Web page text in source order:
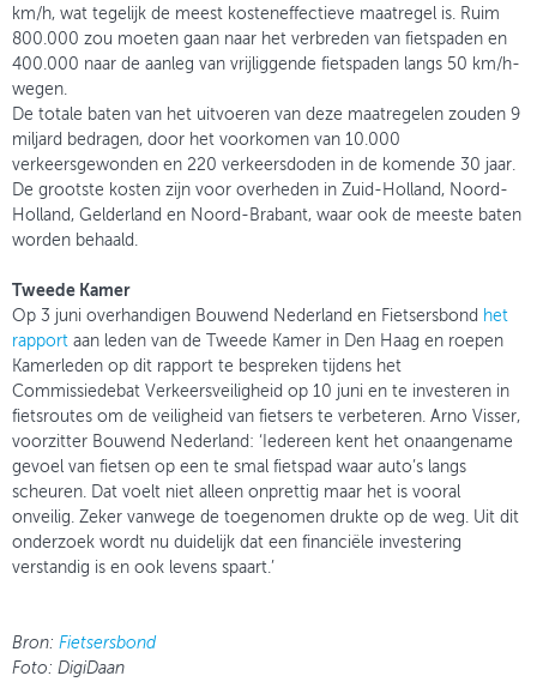
km/h, wat tegelijk de meest kosteneffectieve maatregel is. Ruim
800.000 zou moeten gaan naar het verbreden van fietspaden en
400.000 naar de aanleg van vrijliggende fietspaden langs 50 km/h-
wegen.
De totale baten van het uitvoeren van deze maatregelen zouden 9
miljard bedragen, door het voorkomen van 10.000
verkeersgewonden en 220 verkeersdoden in de komende 30 jaar.
De grootste kosten zijn voor overheden in Zuid-Holland, Noord-
Holland, Gelderland en Noord-Brabant, waar ook de meeste baten
worden behaald.
Tweede Kamer
Op 3 juni overhandigen Bouwend Nederland en Fietsersbond het
rapport aan leden van de Tweede Kamer in Den Haag en roepen
Kamerleden op dit rapport te bespreken tijdens het
Commissiedebat Verkeersveiligheid op 10 juni en te investeren in
fietsroutes om de veiligheid van fietsers te verbeteren. Arno Visser,
voorzitter Bouwend Nederland: ‘Iedereen kent het onaangename
gevoel van fietsen op een te smal fietspad waar auto’s langs
scheuren. Dat voelt niet alleen onprettig maar het is vooral
onveilig. Zeker vanwege de toegenomen drukte op de weg. Uit dit
onderzoek wordt nu duidelijk dat een financiële investering
verstandig is en ook levens spaart.’
Bron: Fietsersbond
Foto: DigiDaan